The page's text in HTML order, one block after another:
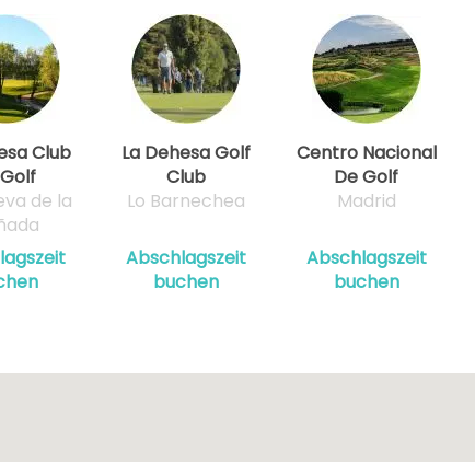
Club
de la
La Dehesa Golf
Club
Lo Barnechea
Abschlagszeit
buchen
Centro Nacional
De Golf
Madrid
Abschlagszeit
buchen